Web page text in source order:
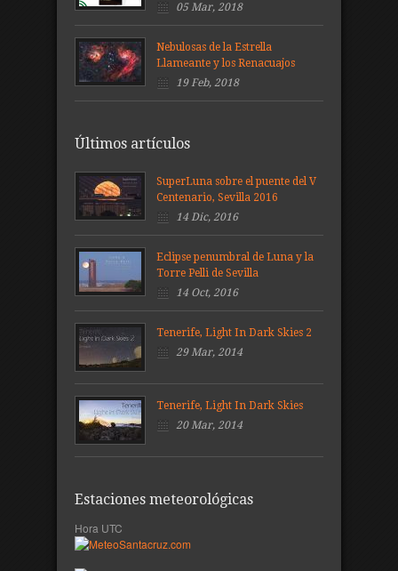
05 Mar, 2018
Nebulosas de la Estrella
Llameante y los Renacuajos
19 Feb, 2018
Últimos artículos
SuperLuna sobre el puente del V
Centenario, Sevilla 2016
14 Dic, 2016
Eclipse penumbral de Luna y la
Torre Pelli de Sevilla
14 Oct, 2016
Tenerife, Light In Dark Skies 2
29 Mar, 2014
Tenerife, Light In Dark Skies
20 Mar, 2014
Estaciones meteorológicas
Hora UTC